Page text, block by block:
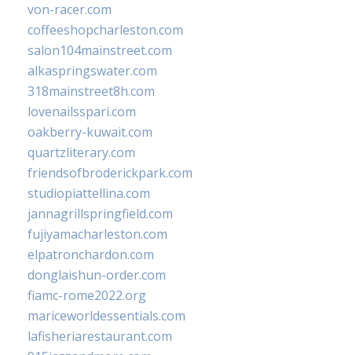
von-racer.com
coffeeshopcharleston.com
salon104mainstreet.com
alkaspringswater.com
318mainstreet8h.com
lovenailsspari.com
oakberry-kuwait.com
quartzliterary.com
friendsofbroderickpark.com
studiopiattellina.com
jannagrillspringfield.com
fujiyamacharleston.com
elpatronchardon.com
donglaishun-order.com
fiamc-rome2022.org
mariceworldessentials.com
lafisheriarestaurant.com